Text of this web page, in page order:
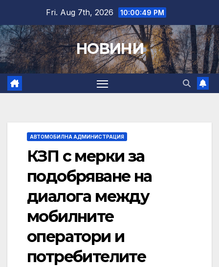
content
Fri. Aug 7th, 2026 10:00:50 PM
НОВИНИ
АВТОМОБИЛНА АДМИНИСТРАЦИЯ
КЗП с мерки за
подобряване на
диалога между
мобилните
оператори и
потребителите